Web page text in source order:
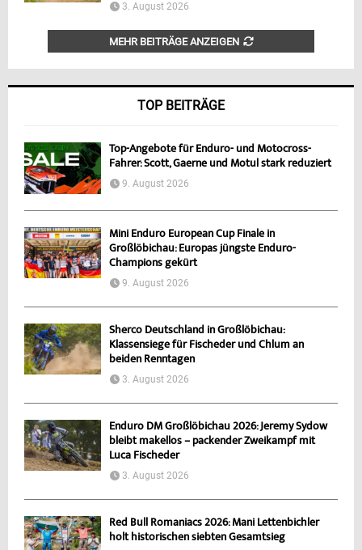
3. August 2026
MEHR BEITRÄGE ANZEIGEN
TOP BEITRÄGE
Top-Angebote für Enduro- und Motocross-
Fahrer: Scott, Gaerne und Motul stark reduziert
9. August 2026
Mini Enduro European Cup Finale in
Großlöbichau: Europas jüngste Enduro-
Champions gekürt
9. August 2026
Sherco Deutschland in Großlöbichau:
Klassensiege für Fischeder und Chlum an
beiden Renntagen
3. August 2026
Enduro DM Großlöbichau 2026: Jeremy Sydow
bleibt makellos – packender Zweikampf mit
Luca Fischeder
3. August 2026
Red Bull Romaniacs 2026: Mani Lettenbichler
holt historischen siebten Gesamtsieg